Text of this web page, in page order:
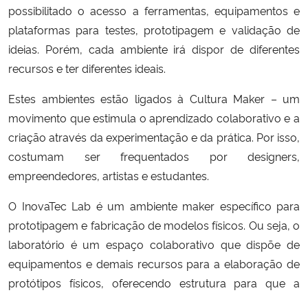
possibilitado o acesso a ferramentas, equipamentos e
plataformas para testes, prototipagem e validação de
ideias. Porém, cada ambiente irá dispor de diferentes
recursos e ter diferentes ideais.
Estes ambientes estão ligados à Cultura Maker – um
movimento que estimula o aprendizado colaborativo e a
criação através da experimentação e da prática. Por isso,
costumam ser frequentados por designers,
empreendedores, artistas e estudantes.
O InovaTec Lab é um ambiente maker específico para
prototipagem e fabricação de modelos físicos. Ou seja, o
laboratório é um espaço colaborativo que dispõe de
equipamentos e demais recursos para a elaboração de
protótipos físicos, oferecendo estrutura para que a